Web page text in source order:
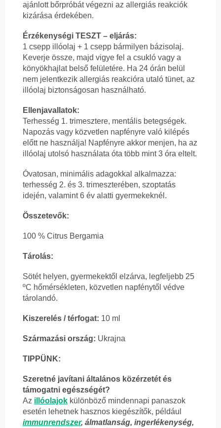
ajánlott bőrpróbát végezni az allergiás reakciók
kizárása érdekében.
Érzékenységi TESZT – eljárás:
1 csepp illóolaj + 1 csepp bármilyen bázisolaj.
Keverje össze, majd vigye fel a csukló vagy a
könyökhajlat belső felületére. Ha 24 órán belül
nem jelentkezik allergiás reakcióra utaló tünet, az
illóolaj biztonságosan használható.
Ellenjavallatok:
Terhesség 1. trimesztere, mentális betegségek.
Napozás vagy közvetlen napfényre való kilépés
előtt ne használja! Napfényre akkor menjen, ha az
illóolaj utolsó használata óta több mint 3 óra eltelt.
Óvatosan, minimális adagokkal alkalmazza:
terhesség 2. és 3. trimeszterében, szoptatás
idején, valamint 6 év alatti gyermekeknél.
Összetevők:
100 % Citrus Bergamia
Tárolás:
Sötét helyen, gyermekektől elzárva, legfeljebb 25
ºC hőmérsékleten, közvetlen napfénytől védve
tárolandó.
Kiszerelés / térfogat: 10 ml
Származási ország: Ukrajna
TIPPÜNK:
Szeretné javítani általános közérzetét és
támogatni egészségét?
Az illóolajok különböző mindennapi panaszok
esetén lehetnek hasznos kiegészítők, például
immunrendszer, álmatlanság, ingerlékenység,